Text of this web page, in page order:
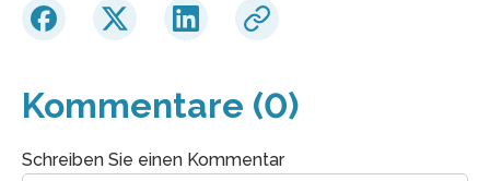
Kommentare (0)
Schreiben Sie einen Kommentar